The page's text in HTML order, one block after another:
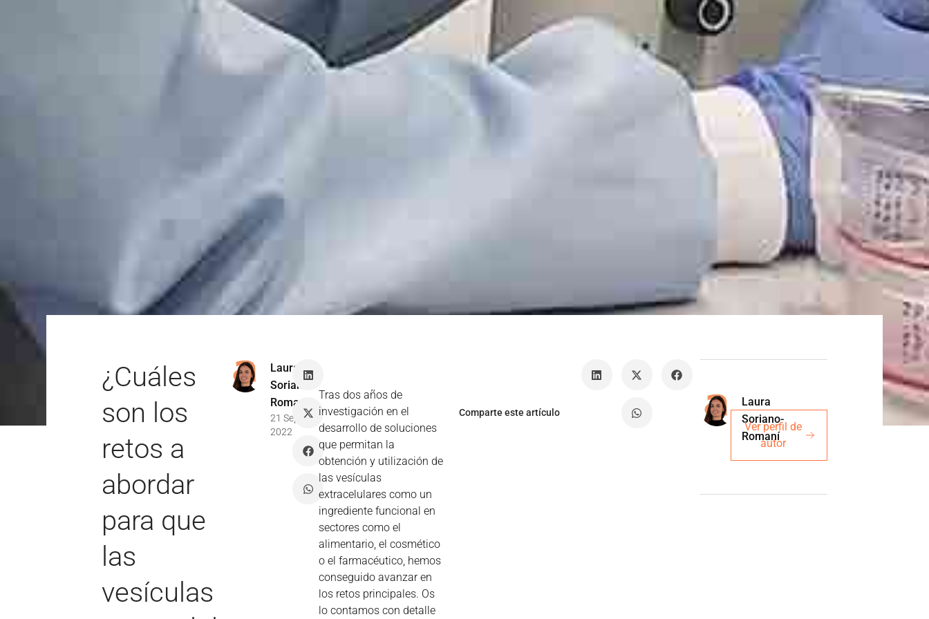
¿Cuáles
son los
retos a
abordar
para que
las
vesículas
Laura
Soriano-
Romaní
21 Sep
2022
Tras dos años de
investigación en el
desarrollo de soluciones
que permitan la
obtención y utilización de
las vesículas
extracelulares como un
ingrediente funcional en
sectores como el
alimentario, el cosmético
o el farmacéutico, hemos
conseguido avanzar en
los retos principales. Os
lo contamos con detalle
Comparte este artículo
Laura
Soriano-
Romaní
Ver perfil de
autor